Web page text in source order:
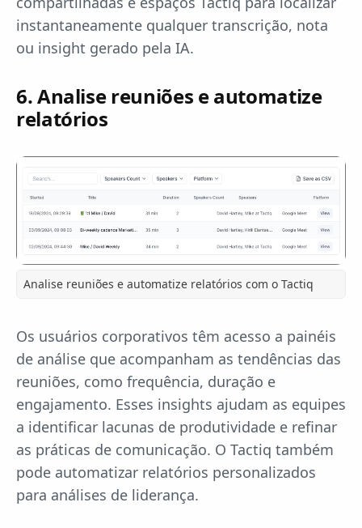
instantaneamente qualquer transcrição, nota
ou insight gerado pela IA.
6. Analise reuniões e automatize
relatórios
Analise reuniões e automatize relatórios com o Tactiq
Os usuários corporativos têm acesso a painéis
de análise que acompanham as tendências das
reuniões, como frequência, duração e
engajamento. Esses insights ajudam as equipes
a identificar lacunas de produtividade e refinar
as práticas de comunicação. O Tactiq também
pode automatizar relatórios personalizados
para análises de liderança.